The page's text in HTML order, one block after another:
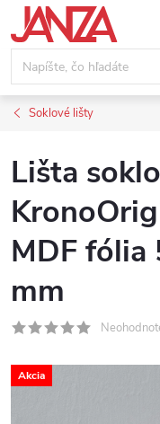
Prejsť na obsah
Soklové lišty
Lišta
MDF fólia
mm
Akcia